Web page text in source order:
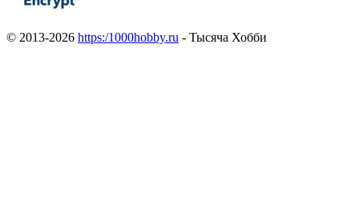
© 2013-2026 https:/1000hobby.ru - Тысяча Хобби